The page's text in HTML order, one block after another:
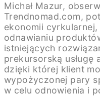
Michał Mazur,
Trendnomad.com,
ekonomii
odnawianiu
istniejących
prekursorską usługę
dzięki której klient
wypożyczonej pary
w celu odnowienia i